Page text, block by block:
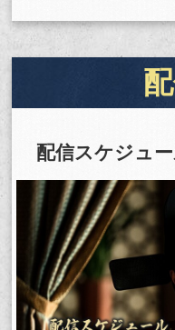
配信スケジュ